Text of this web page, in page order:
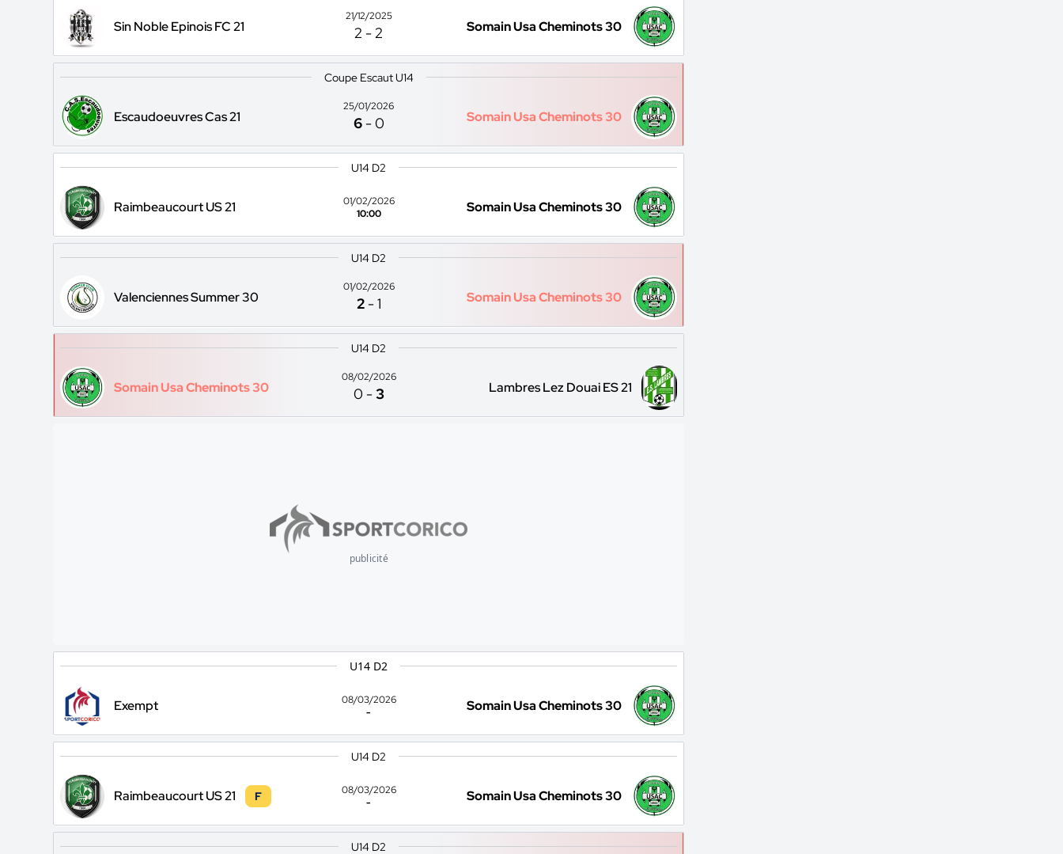
Sin Noble Epinois FC 21
21/12/2025
2 -2 Somain Usa Cheminots 30
Coupe Escaut U14
Escaudoeuvres Cas 21
25/01/2026
6 -0 Somain Usa Cheminots 30
U14 D2
Raimbeaucourt US 21
01/02/2026
10:00
Somain Usa Cheminots 30
U14 D2
Valenciennes Summer 30
01/02/2026
2 -1 Somain Usa Cheminots 30
U14 D2
Somain Usa Cheminots 30
08/02/2026
0 -3 Lambres Lez Douai ES 21
publicité
U14 D2
Exempt
08/03/2026
-
Somain Usa Cheminots 30
U14 D2
Raimbeaucourt US 21 F
08/03/2026
-
Somain Usa Cheminots 30
U14 D2